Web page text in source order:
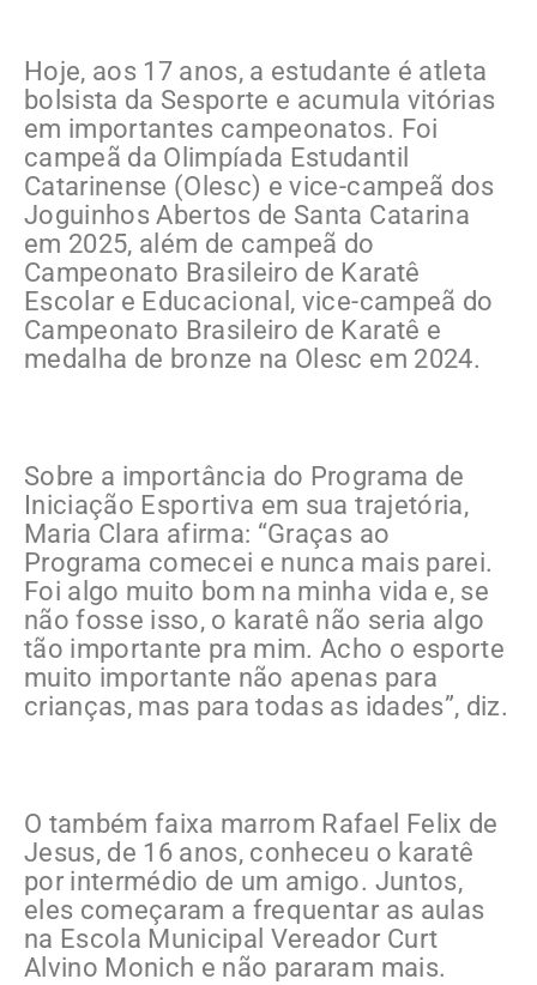
Hoje, aos 17 anos, a estudante é atleta
bolsista da Sesporte e acumula vitórias
em importantes campeonatos. Foi
campeã da Olimpíada Estudantil
Catarinense (Olesc) e vice-campeã dos
Joguinhos Abertos de Santa Catarina
em 2025, além de campeã do
Campeonato Brasileiro de Karatê
Escolar e Educacional, vice-campeã do
Campeonato Brasileiro de Karatê e
medalha de bronze na Olesc em 2024.
Sobre a importância do Programa de
Iniciação Esportiva em sua trajetória,
Maria Clara afirma: “Graças ao
Programa comecei e nunca mais parei.
Foi algo muito bom na minha vida e, se
não fosse isso, o karatê não seria algo
tão importante pra mim. Acho o esporte
muito importante não apenas para
crianças, mas para todas as idades”, diz.
O também faixa marrom Rafael Felix de
Jesus, de 16 anos, conheceu o karatê
por intermédio de um amigo. Juntos,
eles começaram a frequentar as aulas
na Escola Municipal Vereador Curt
Alvino Monich e não pararam mais.